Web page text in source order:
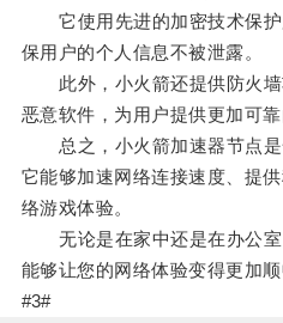
它使用先进的加密技术保护
保用户的个人信息不被泄露。
此外，小火箭还提供防火墙
恶意软件，为用户提供更加可靠
总之，小火箭加速器节点是
它能够加速网络连接速度、提
络游戏体验。
无论是在家中还是在办公室
能够让您的网络体验变得更加顺
#3#